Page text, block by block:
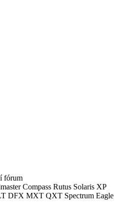
fórum
Compass Rutus Solaris XP
DFX MXT QXT Spectrum Eagle